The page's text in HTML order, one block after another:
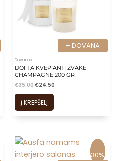
+ DOVANA
+ DOVANA
Dovanos
DOFTA KVEPIANTI ŽVAKĖ
CHAMPAGNE 200 GR
€35.00€24.50
Į KREPŠELĮ
-
30%
-
30%